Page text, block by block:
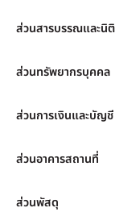
ส่วนสารบรรณและนิ
ส่วนทรัพยากรบุคคล
ส่วนการเงินและบัญชี
ส่วนอาคารสถานที่
ส่วนพัสดุ